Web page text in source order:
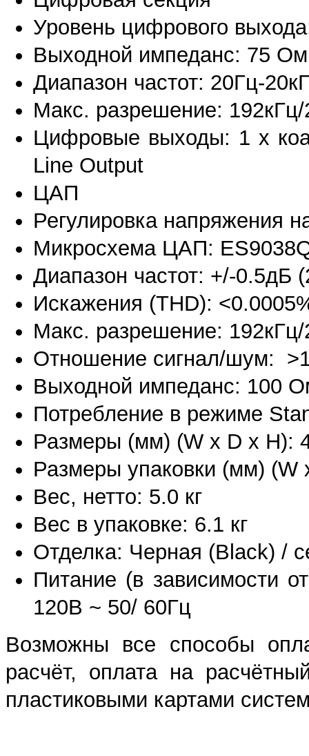
Уровень цифрового
Выходной импеданс: 75 Ом
Диапазон частот: 20Гц-
Макс. разрешение: 192кГц/
Цифровые выходы: 1 x
Line Output
ЦАП
Регулировка напряжения
Микросхема ЦАП:
Диапазон частот: +/-0.5дБ
Искажения (THD):
Макс. разрешение: 192кГц/
Отношение сигнал/шум:
Выходной импеданс: 100
Потребление в режиме
Размеры (мм) (W x D x H):
Размеры упаковки (мм) (W
Вес, нетто: 5.0 кг
Вес в упаковке: 6.1 кг
Отделка: Черная (Black) /
Питание (в зависимости
120В ~ 50/ 60Гц
Возможны все способы
расчёт, оплата на
пластиковыми картами